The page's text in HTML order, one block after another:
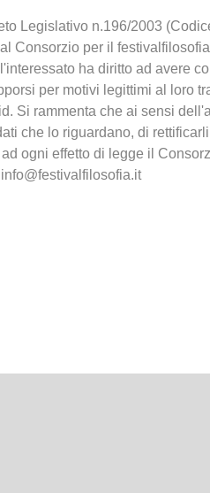
Legislativo n.196/2003
Consorzio per il
ha diritto ad avere
per motivi legittimi al loro
Si rammenta che ai sensi
che lo riguardano, di
ogni effetto di legge il